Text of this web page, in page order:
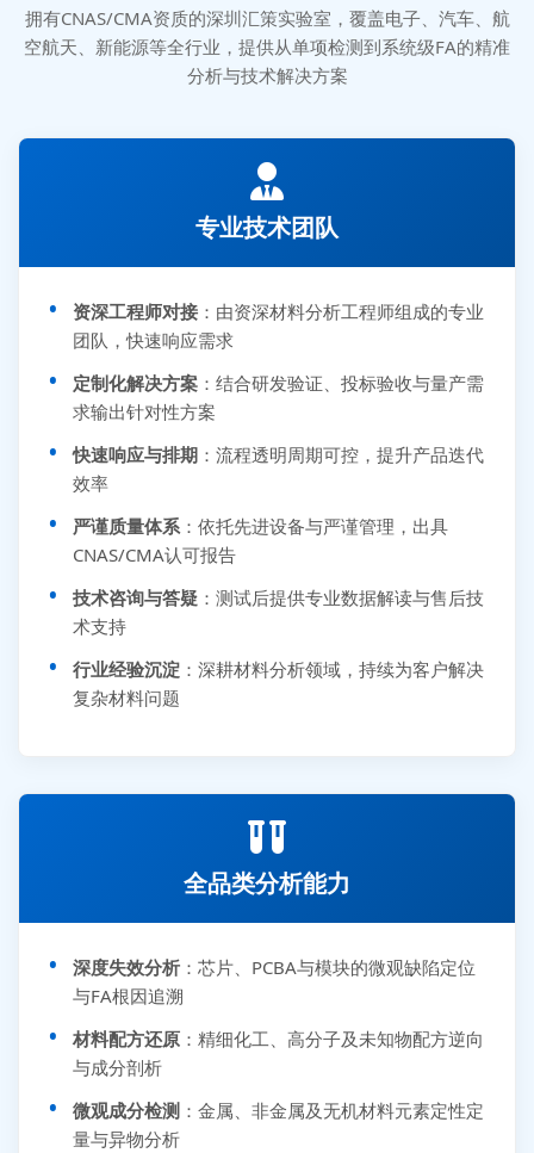
拥有CNAS/CMA资质的深圳汇策实验室，覆盖电子、汽车、航
空航天、新能源等全行业，提供从单项检测到系统级FA的精准
分析与技术解决方案
专业技术团队
资深工程师对接 ：由资深材料分析工程师组成的专业
团队，快速响应需求
定制化解决方案 ：结合研发验证、投标验收与量产需
求输出针对性方案
快速响应与排期 ：流程透明周期可控，提升产品迭代
效率
严谨质量体系 ：依托先进设备与严谨管理，出具
CNAS/CMA认可报告
技术咨询与答疑 ：测试后提供专业数据解读与售后技
术支持
行业经验沉淀 ：深耕材料分析领域，持续为客户解决
复杂材料问题
全品类分析能力
深度失效分析 ：芯片、PCBA与模块的微观缺陷定位
与FA根因追溯
材料配方还原 ：精细化工、高分子及未知物配方逆向
与成分剖析
微观成分检测 ：金属、非金属及无机材料元素定性定
量与异物分析